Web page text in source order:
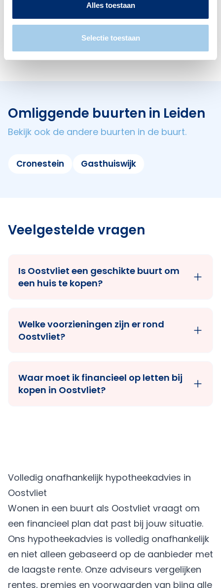
Alles toestaan
Selectie toestaan
Restaurants
1
Omliggende buurten in Leiden
Bekijk ook de andere buurten in de buurt.
Cronestein Gasthuiswijk
Veelgestelde vragen
Is Oostvliet een geschikte buurt om
een huis te kopen?
Welke voorzieningen zijn er rond
Oostvliet?
Waar moet ik financieel op letten bij
kopen in Oostvliet?
Volledig onafhankelijk hypotheekadvies in
Oostvliet
Wonen in een buurt als Oostvliet vraagt om
een financieel plan dat past bij jouw situatie.
Ons hypotheekadvies is volledig onafhankelijk
en niet alleen gebaseerd op de aanbieder met
de laagste rente. Onze adviseurs vergelijken
rentes, premies en voorwaarden van bijna alle